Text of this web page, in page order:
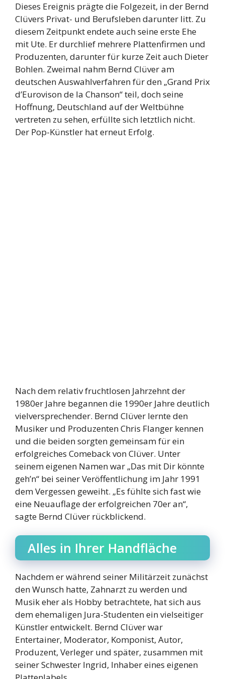
Dieses Ereignis prägte die Folgezeit, in der Bernd
Clüvers Privat- und Berufsleben darunter litt. Zu
diesem Zeitpunkt endete auch seine erste Ehe
mit Ute. Er durchlief mehrere Plattenfirmen und
Produzenten, darunter für kurze Zeit auch Dieter
Bohlen. Zweimal nahm Bernd Clüver am
deutschen Auswahlverfahren für den „Grand Prix
d’Eurovison de la Chanson“ teil, doch seine
Hoffnung, Deutschland auf der Weltbühne
vertreten zu sehen, erfüllte sich letztlich nicht.
Der Pop-Künstler hat erneut Erfolg.
Nach dem relativ fruchtlosen Jahrzehnt der
1980er Jahre begannen die 1990er Jahre deutlich
vielversprechender. Bernd Clüver lernte den
Musiker und Produzenten Chris Flanger kennen
und die beiden sorgten gemeinsam für ein
erfolgreiches Comeback von Clüver. Unter
seinem eigenen Namen war „Das mit Dir könnte
geh’n“ bei seiner Veröffentlichung im Jahr 1991
dem Vergessen geweiht. „Es fühlte sich fast wie
eine Neuauflage der erfolgreichen 70er an“,
sagte Bernd Clüver rückblickend.
Alles in Ihrer Handfläche
Nachdem er während seiner Militärzeit zunächst
den Wunsch hatte, Zahnarzt zu werden und
Musik eher als Hobby betrachtete, hat sich aus
dem ehemaligen Jura-Studenten ein vielseitiger
Künstler entwickelt. Bernd Clüver war
Entertainer, Moderator, Komponist, Autor,
Produzent, Verleger und später, zusammen mit
seiner Schwester Ingrid, Inhaber eines eigenen